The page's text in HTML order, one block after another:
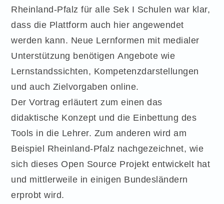
Rheinland-Pfalz für alle Sek I Schulen war klar,
dass die Plattform auch hier angewendet
werden kann. Neue Lernformen mit medialer
Unterstützung benötigen Angebote wie
Lernstandssichten, Kompetenzdarstellungen
und auch Zielvorgaben online.
Der Vortrag erläutert zum einen das
didaktische Konzept und die Einbettung des
Tools in die Lehrer. Zum anderen wird am
Beispiel Rheinland-Pfalz nachgezeichnet, wie
sich dieses Open Source Projekt entwickelt hat
und mittlerweile in einigen Bundesländern
erprobt wird.